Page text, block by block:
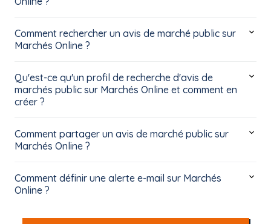
Comment rechercher un avis de marché public sur
Marchés Online ?
Qu'est-ce qu'un profil de recherche d'avis de
marchés public sur Marchés Online et comment en
créer ?
Comment partager un avis de marché public sur
Marchés Online ?
Comment définir une alerte e-mail sur Marchés
Online ?